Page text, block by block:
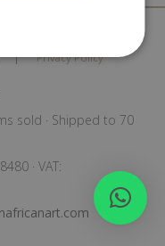
| Privacy Policy
sold · Shipped to 70
· VAT: